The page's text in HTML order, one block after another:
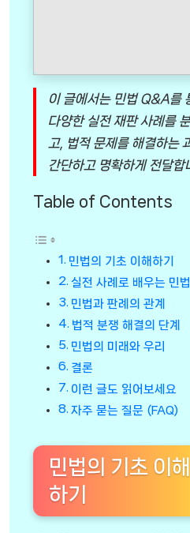
이 글에서는 민법 Q&A를
다양한 실전 재판 사례를
고, 법적 문제를 해결하는
간단하고 명확하게 전달합
Table of Contents
민법의 기초 이해하기
실전 사례로 배우는 민법
민법과 판례의 관계
법적 분쟁 해결의 단계
민법의 미래와 우리
결론
이런 글도 읽어보세요
자주 묻는 질문 (FAQ)
민법의 기초 이해
하기